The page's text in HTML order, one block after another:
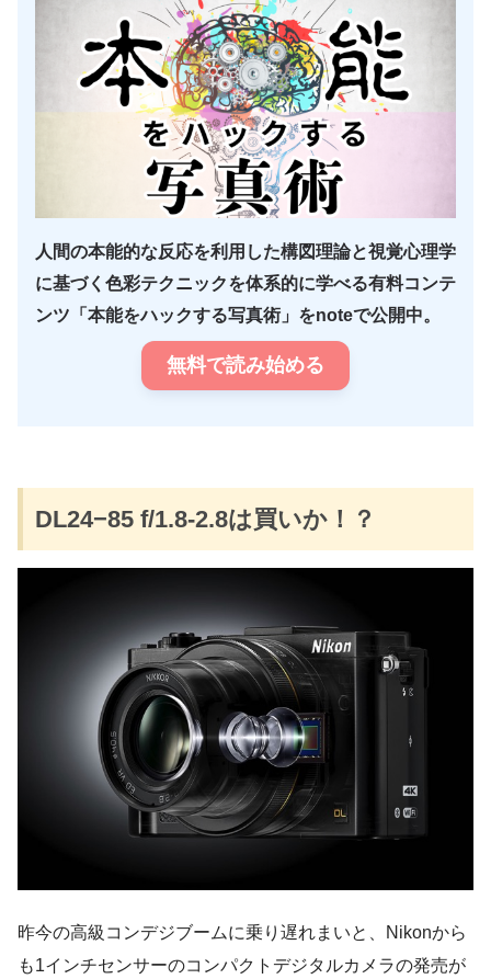
人間の本能的な反応を利用した構図理論と視覚心理学
に基づく色彩テクニックを体系的に学べる有料コンテ
ンツ「本能をハックする写真術」をnoteで公開中。
無料で読み始める
DL24−85 f/1.8-2.8は買いか！？
昨今の高級コンデジブームに乗り遅れまいと、Nikonから
も1インチセンサーのコンパクトデジタルカメラの発売が